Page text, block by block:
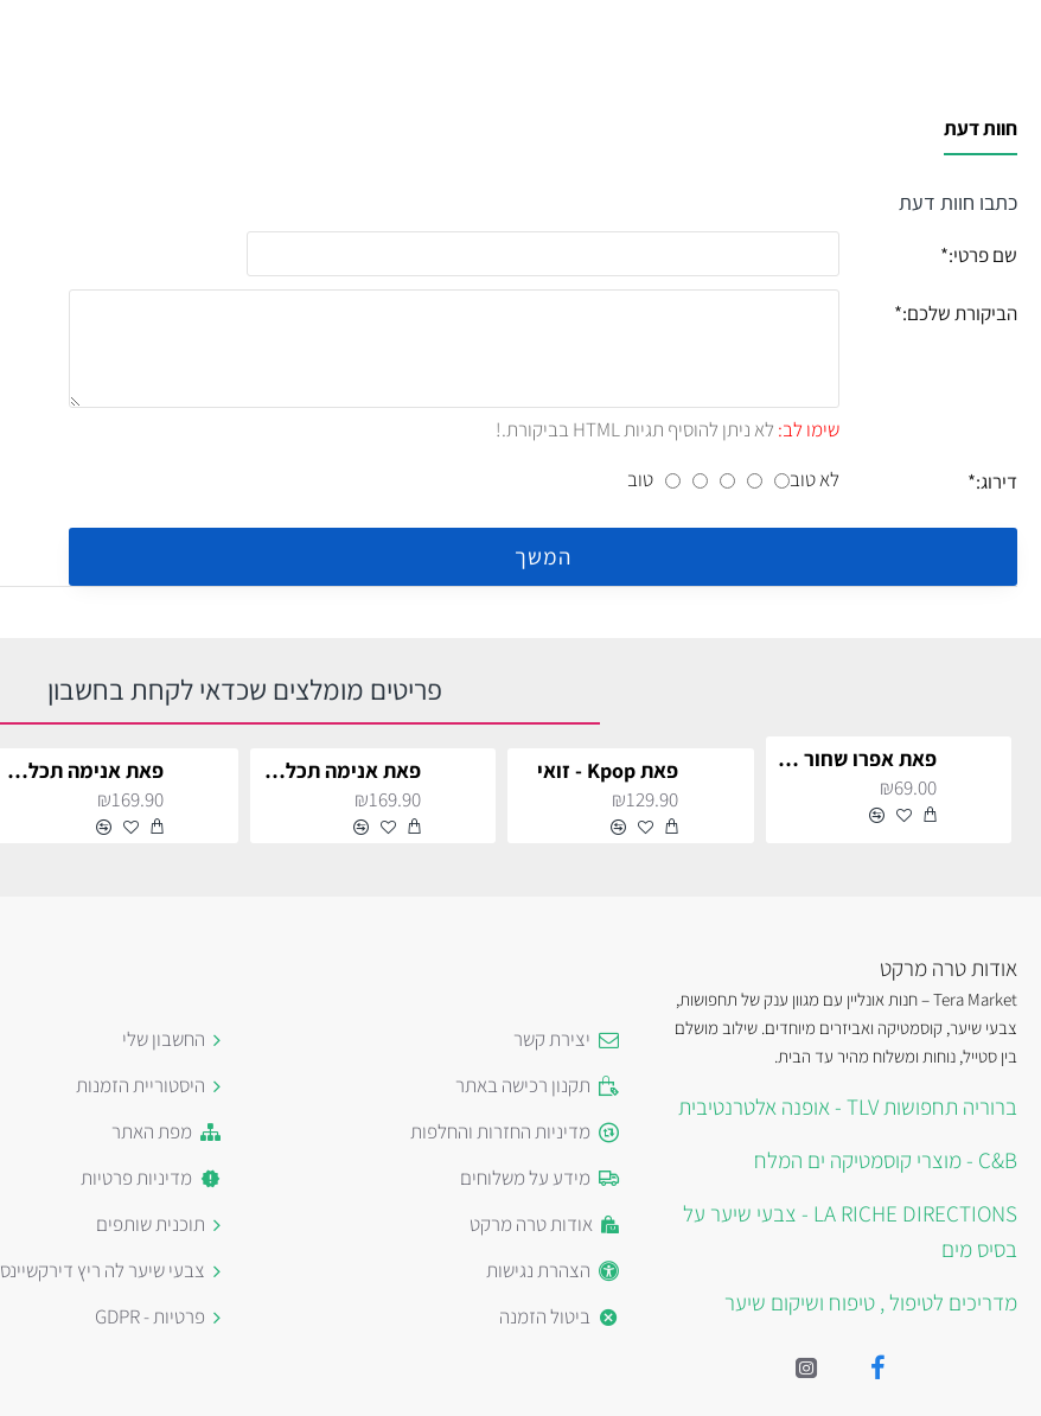
חוות דעת
כתבו חוות דעת
שם פרטי:
הביקורת שלכם:
שימו לב: לא ניתן להוסיף תגיות HTML בביקורת.!
דירוג:
לא טוב טוב
המשך
פריטים מומלצים שכדאי לקחת בחשבון
פאת אפרו שחור גדולה
₪69.00
פאת Kpop - זואי
₪129.90
פאת אנימה תכלת ארוכה
₪169.90
פאת אנימה תכלת ארוכה
₪169.90
אודות טרה מרקט
Tera Market – חנות אונליין עם מגוון ענק של תחפושות,
צבעי שיער, קוסמטיקה ואביזרים מיוחדים. שילוב מושלם
בין סטייל, נוחות ומשלוח מהיר עד הבית.
ברוריה תחפושות TLV - אופנה אלטרנטיבית
C&B - מוצרי קוסמטיקה ים המלח
LA RICHE DIRECTIONS - צבעי שיער על
בסיס מים
מדריכים לטיפול , טיפוח ושיקום שיער
יצירת קשר
תקנון רכישה באתר
מדיניות החזרות והחלפות
מידע על משלוחים
אודות טרה מרקט
הצהרת נגישות
ביטול הזמנה
החשבון שלי
היסטוריית הזמנות
מפת האתר
מדיניות פרטיות
תוכנית שותפים
צבעי שיער לה ריץ דירקשיינס
פרטיות - GDPR